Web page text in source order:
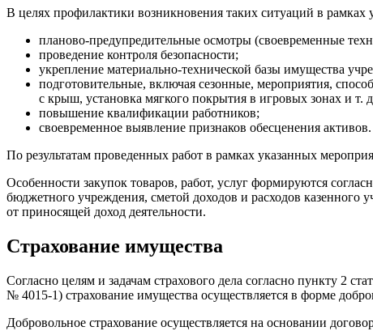
В целях профилактики возникновения таких ситуаций в
планово-предупредительные осмотры (своевременные
проведение контроля безопасности;
укрепление материально-технической базы имущества
подготовительные, включая сезонные, мероприятия,
с крыш, установка мягкого покрытия в игровых зонах и т.
повышение квалификации работников;
своевременное выявление признаков обесценения активов.
По результатам проведенных работ в рамках указанных
Особенности закупок товаров, работ, услуг формируются
бюджетного учреждения, сметой доходов и расходов
от приносящей доход деятельности.
Страхование имущества
Согласно целям и задачам страхового дела согласно пункту 2
№ 4015-1) страхование имущества осуществляется в форме
Добровольное страхование осуществляется на основании